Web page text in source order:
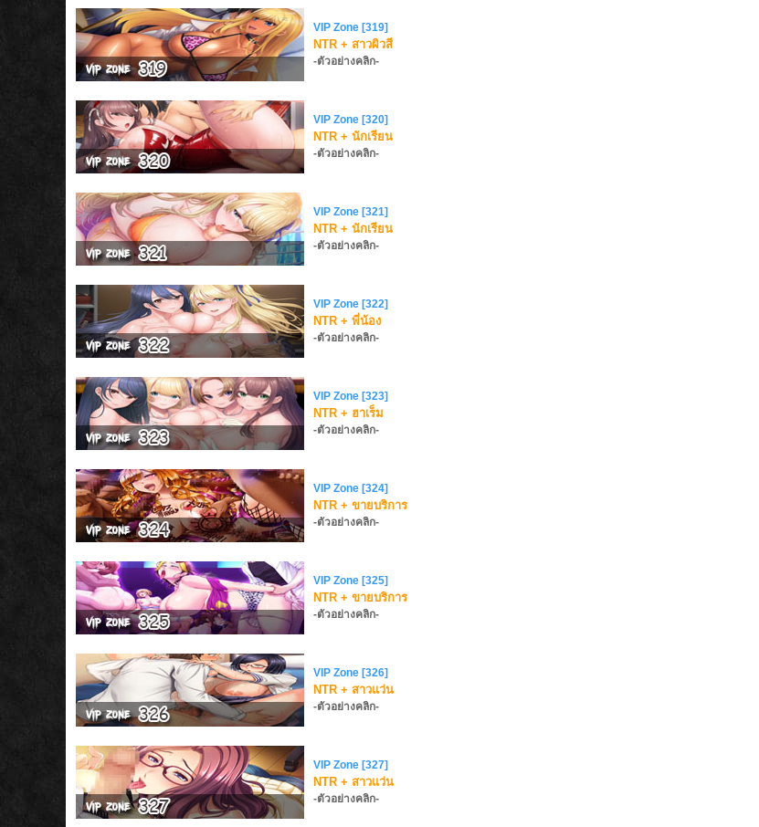
VIP Zone [319]
NTR + สาวผิวสี
-ตัวอย่างคลิก-
VIP Zone [320]
NTR + นักเรียน
-ตัวอย่างคลิก-
VIP Zone [321]
NTR + นักเรียน
-ตัวอย่างคลิก-
VIP Zone [322]
NTR + พี่น้อง
-ตัวอย่างคลิก-
VIP Zone [323]
NTR + ฮาเร็ม
-ตัวอย่างคลิก-
VIP Zone [324]
NTR + ขายบริการ
-ตัวอย่างคลิก-
VIP Zone [325]
NTR + ขายบริการ
-ตัวอย่างคลิก-
VIP Zone [326]
NTR + สาวแว่น
-ตัวอย่างคลิก-
VIP Zone [327]
NTR + สาวแว่น
-ตัวอย่างคลิก-